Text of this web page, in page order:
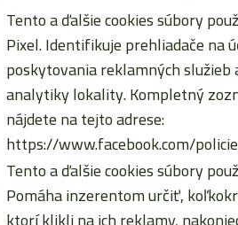
Tento a ďalšie cookies súbory
Pixel. Identifikuje prehliadače na
poskytovania reklamných služieb
analytiky lokality. Kompletný
nájdete na tejto adrese:
https://www.facebook.com/
Tento a ďalšie cookies súbory
Pomáha inzerentom určiť,